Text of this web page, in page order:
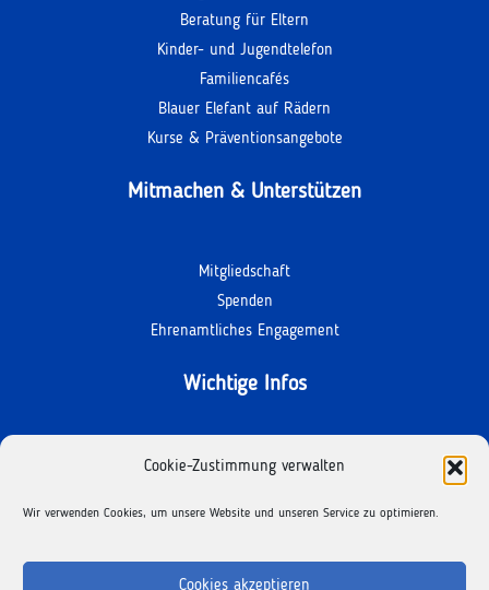
Cookie-Zustimmung verwalten
Wir verwenden Cookies, um unsere Website und unseren Service zu optimieren.
Cookies akzeptieren
Beratung für Eltern
Kinder- und Jugendtelefon
Familiencafés
Blauer Elefant auf Rädern
Kurse & Präventionsangebote
Mitmachen & Unterstützen
Mitgliedschaft
Spenden
Ehrenamtliches Engagement
Wichtige Infos
Kontakt
Facebook
Instagram